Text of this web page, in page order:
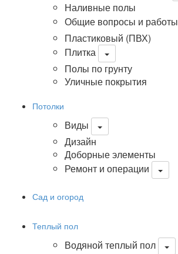
Наливные полы
Общие вопросы и работы
Пластиковый (ПВХ)
Плитка
Полы по грунту
Уличные покрытия
Потолки
Виды
Дизайн
Доборные элементы
Ремонт и операции
Сад и огород
Теплый пол
Водяной теплый пол